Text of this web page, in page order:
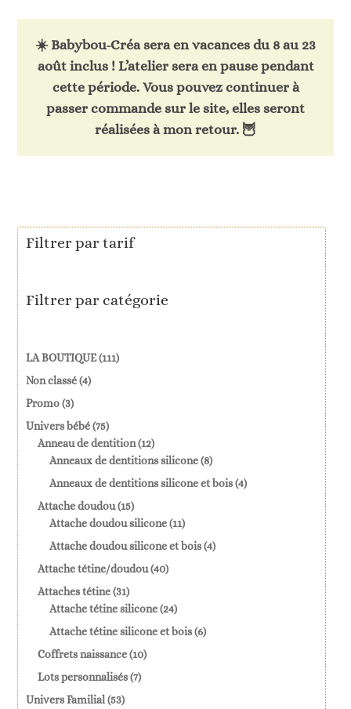
☀️Babybou-Créa sera en vacances du 8 au 23
août inclus !L’atelier sera en pause pendant
cette période. Vous pouvez continuer à
passer commande sur le site, elles seront
réalisées à mon retour. 🦉
Filtrer par tarif
Filtrer par catégorie
LA BOUTIQUE 111111
Non classé 44
Promo 33
produits
Univers bébé 7575
produits
Anneau de dentition 1212
produits
Anneaux de dentitions silicone 88
produits
Anneaux de dentitions silicone et bois 44
Attache doudou 1515
produits
Attache doudou silicone 1111
produits
Attache doudou silicone et bois 44
Attache tétine/doudou 4040
Attaches tétine 3131
produits
Attache tétine silicone 2424
produits
Attache tétine silicone et bois 66
Coffrets naissance 1010
Lots personnalisés 77
Univers Familial 5353